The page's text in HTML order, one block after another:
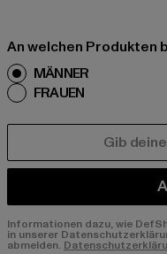
An welchen Produkten
MÄNNER
FRAUEN
Informationen dazu, wie
in unserer
abmelden.